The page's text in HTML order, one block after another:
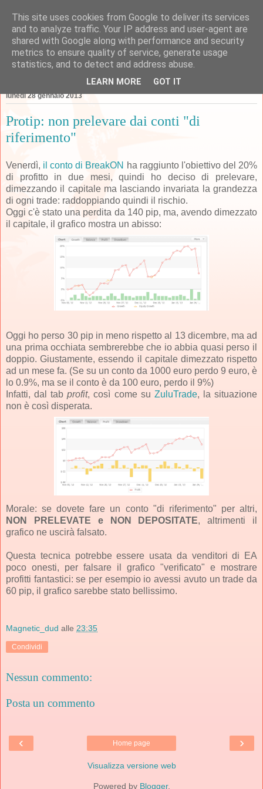
Forexperimenti
lunedì 28 gennaio 2013
Protip: non prelevare dai conti "di
riferimento"
Venerdì, il conto di BreakON ha raggiunto l'obiettivo del 20%
di profitto in due mesi, quindi ho deciso di prelevare,
dimezzando il capitale ma lasciando invariata la grandezza
di ogni trade: raddoppiando quindi il rischio.
Oggi c'è stato una perdita da 140 pip, ma, avendo dimezzato
il capitale, il grafico mostra un abisso:
Oggi ho perso 30 pip in meno rispetto al 13 dicembre, ma ad
una prima occhiata sembrerebbe che io abbia quasi perso il
doppio. Giustamente, essendo il capitale dimezzato rispetto
ad un mese fa. (Se su un conto da 1000 euro perdo 9 euro, è
lo 0.9%, ma se il conto è da 100 euro, perdo il 9%)
Infatti, dal tabprofit, così come su ZuluTrade, la situazione
non è così disperata.
Morale: se dovete fare un conto "di riferimento" per altri,
NON PRELEVATE e NON DEPOSITATE, altrimenti il
grafico ne uscirà falsato.
Questa tecnica potrebbe essere usata da venditori di EA
poco onesti, per falsare il grafico "verificato" e mostrare
profitti fantastici: se per esempio io avessi avuto un trade da
60 pip, il grafico sarebbe stato bellissimo.
Magnetic_dud alle 23:35
Condividi
Nessun commento:
Posta un commento
‹ ›
Home page
Visualizza versione web
Powered by Blogger.
This site uses cookies from Google to deliver its services
and to analyze traffic. Your IP address and user-agent are
shared with Google along with performance and security
metrics to ensure quality of service, generate usage
statistics, and to detect and address abuse.
LEARN MORE GOT IT